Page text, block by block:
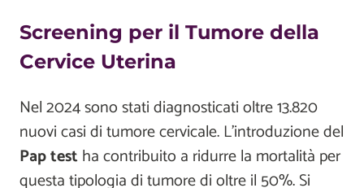
Screening per il Tumore della
Cervice Uterina
Nel 2024 sono stati diagnosticati oltre 13.820
nuovi casi di tumore cervicale. L’introduzione del
Pap testha contribuito a ridurre la mortalità per
questa tipologia di tumore di oltre il 50%. Si